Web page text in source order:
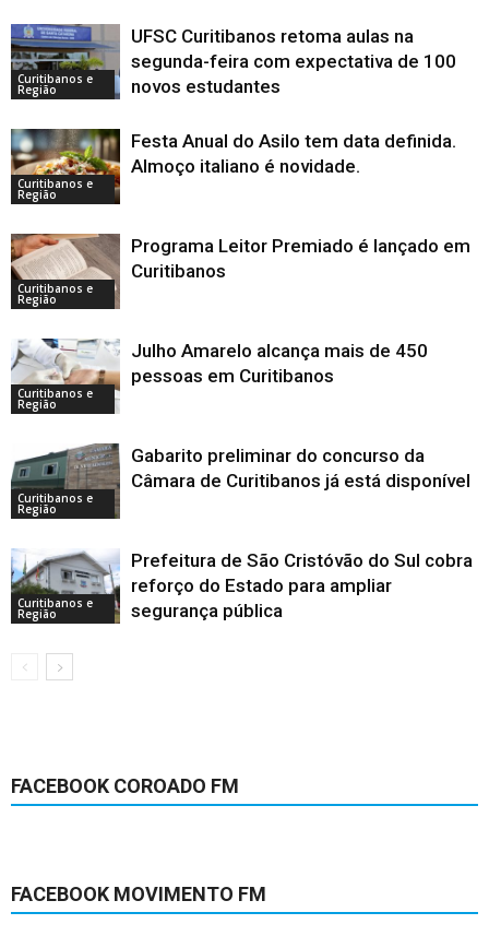
Curitibanos e
Região
UFSC Curitibanos retoma aulas na
segunda-feira com expectativa de 100
novos estudantes
Curitibanos e
Região
Festa Anual do Asilo tem data definida.
Almoço italiano é novidade.
Curitibanos e
Região
Programa Leitor Premiado é lançado em
Curitibanos
Curitibanos e
Região
Julho Amarelo alcança mais de 450
pessoas em Curitibanos
Curitibanos e
Região
Gabarito preliminar do concurso da
Câmara de Curitibanos já está disponível
Curitibanos e
Região
Prefeitura de São Cristóvão do Sul cobra
reforço do Estado para ampliar
segurança pública
FACEBOOK COROADO FM
FACEBOOK MOVIMENTO FM